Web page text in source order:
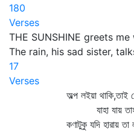
180
Verses
THE SUNSHINE greets
The rain, his sad sister,
17
Verses
অল্প লইয়া থাকি,তাই
যাহা যায় তাহা
কণাটুকু যদি হারায় তা